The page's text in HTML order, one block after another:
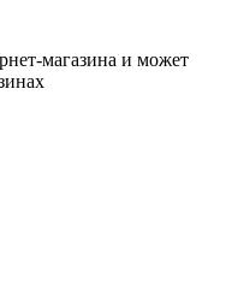
магазина и может